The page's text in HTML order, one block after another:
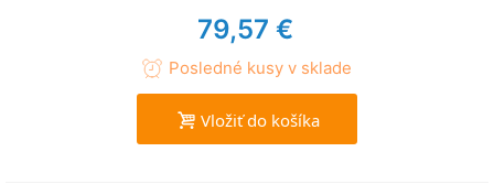
79,57 €
Posledné kusy v sklade
Vložiť do košíka